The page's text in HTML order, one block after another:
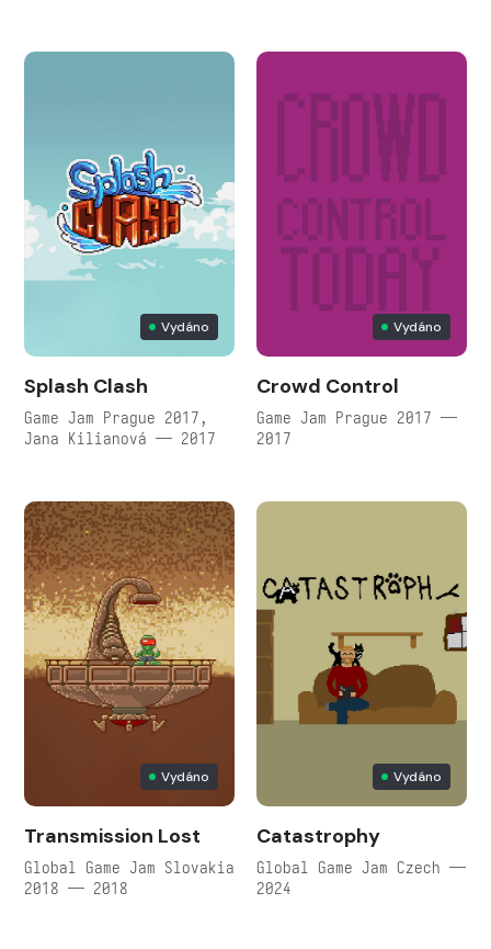
Vydáno
Splash Clash
Game Jam Prague 2017,
Jana Kilianová — 2017
Vydáno
Crowd Control
Game Jam Prague 2017 —
2017
Vydáno
Transmission Lost
Global Game Jam Slovakia
2018 — 2018
Vydáno
Catastrophy
Global Game Jam Czech —
2024